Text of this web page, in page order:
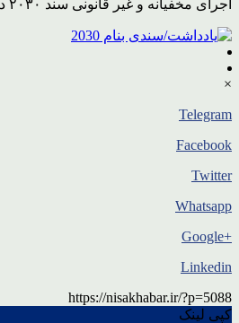
اجرای مخفیانه و غیر قانونی سند ۲۰۳۰ در وزارت آموزش و پرورش است. این ماجرا چنان حائز اهمیت و […]
×
Telegram
Facebook
Twitter
Whatsapp
+Google
Linkedin
https://nisakhabar.ir/?p=5088
کپی لینک